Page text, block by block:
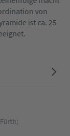
von
ist ca. 25